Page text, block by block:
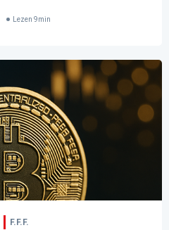
Lezen 9min
F.F.F.